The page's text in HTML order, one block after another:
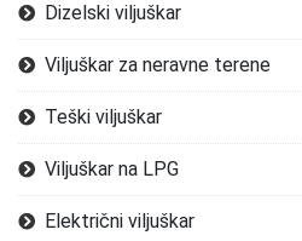
Dizelski viljuškar
Viljuškar za neravne terene
Teški viljuškar
Viljuškar na LPG
Električni viljuškar